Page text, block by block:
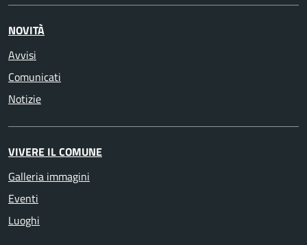
NOVITÀ
Avvisi
Comunicati
Notizie
VIVERE IL COMUNE
Galleria immagini
Eventi
Luoghi